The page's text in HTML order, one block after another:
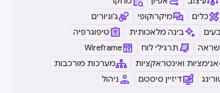
כלים מיקרוקופי
ג'וניורים
בינה מלאכותית
טיפוגרפיה
תרגילי לוח
Wireframe
אנימציות ואינטראקציות
מערכות מורכבות
דיזיין סיסטם ניהול